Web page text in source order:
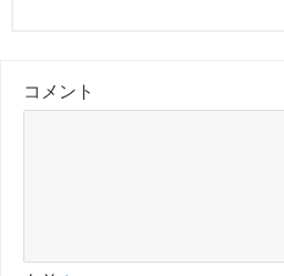
コメント